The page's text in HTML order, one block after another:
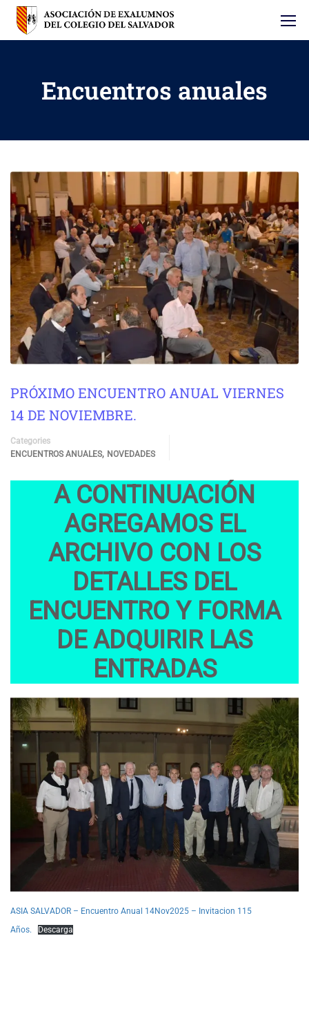
Encuentros anuales
PRÓXIMO ENCUENTRO ANUAL VIERNES
14 DE NOVIEMBRE.
Categories
ENCUENTROS ANUALES, NOVEDADES
A CONTINUACIÓN
AGREGAMOS EL
ARCHIVO CON LOS
DETALLES DEL
ENCUENTRO Y FORMA
DE ADQUIRIR LAS
ENTRADAS
ASIA SALVADOR – Encuentro Anual 14Nov2025 – Invitacion 115
Años.
Descarga